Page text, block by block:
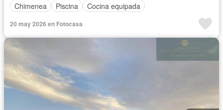
Chimenea
Piscina Cocina equipada
20 may 2026 en Fotocasa